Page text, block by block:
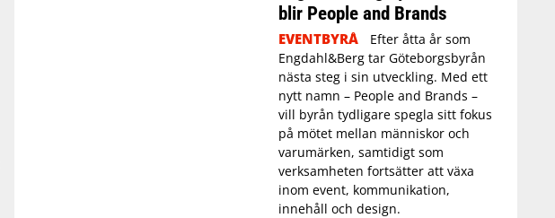
blir People and Brands
EVENTBYRÅ
Efter åtta år som
Engdahl&Berg tar Göteborgsbyrån
nästa steg i sin utveckling. Med ett
nytt namn – People and Brands –
vill byrån tydligare spegla sitt fokus
på mötet mellan människor och
varumärken, samtidigt som
verksamheten fortsätter att växa
inom event, kommunikation,
innehåll och design.